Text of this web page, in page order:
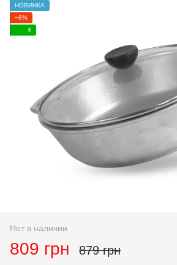
НОВИНКА
−8%
4
Нет в наличии
809 грн 879 грн